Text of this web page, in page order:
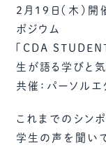
2月19日（木）
ポジウム
「CDA
生が語る学びと
共催：パーソル
これまでのシン
学生の声を聞い